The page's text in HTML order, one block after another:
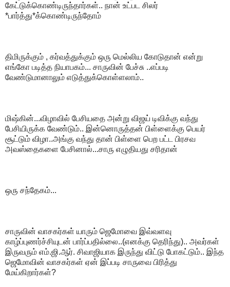
கேட்டுக்கொண்டிருந்தார்கள்.. நான் உட்பட சிலர்
*பார்த்து*க்கொண்டிருந்தோம்
திமிருக்கும் , கர்வத்துக்கும் ஒரு மெல்லிய கோடுதான் என்று
எங்கோ படித்த நியாபகம்... சாருவின் பேச்சு ..எப்படி
வேண்டுமானாலும் எடுத்துக்கொள்ளலாம்..
மிஷ்கின்...விழாவில் பேசியதை அன்று விஜய் டிவிக்கு வந்து
பேசியிருக்க வேண்டும்.. இன்னொருத்தன் பிள்ளைக்கு பெயர்
சூட்டும் விழா..அங்கு வந்து தான் பிள்ளை பெற பட்ட பிரசவ
அவஸ்தைகளை பேசினால்...சாரு எழுதியது சரிதான்
ஒரு சந்தேகம்...
சாருவின் வாசகர்கள் யாரும் ஜெமோவை இவ்வளவு
காழ்ப்புணர்ச்சியுடன் பார்ப்பதில்லை..(எனக்கு தெரிந்து).. அவர்கள்
இருவரும் எம்.ஜி.ஆர். சிவாஜியாக இருந்து விட்டு போகட்டும்.. இந்த
ஜெமோவின் வாசகர்கள் ஏன் இப்படி சாருவை பிரித்து
மேய்கிறார்கள்?